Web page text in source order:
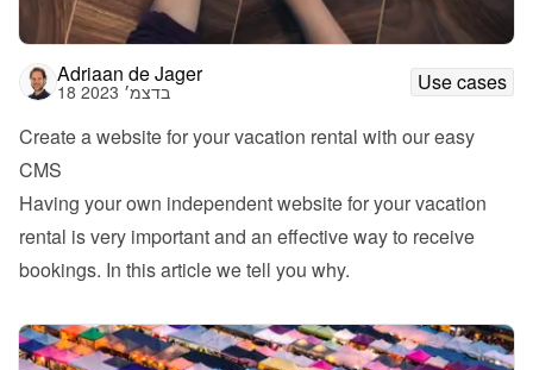
Adriaan de Jager
18 בדצמ׳ 2023
Use cases
Create a website for your vacation rental with our easy
CMS
Having your own independent website for your vacation
rental is very important and an effective way to receive